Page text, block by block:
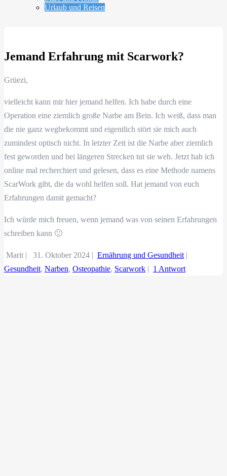
Urlaub und Reisen
Jemand Erfahrung mit Scarwork?
Grüezi,
vielleicht kann mir hier jemand helfen. Ich habe durch eine
Operation eine ziemlich große Narbe am Bein. Ich weiß, dass man
die nie ganz wegbekommt und eigentlich stört sie mich auch
zumindest optisch nicht. In letzter Zeit ist die Narbe aber ziemlich
fest geworden und bei längeren Strecken tut sie weh. Jetzt hab ich
online mal recherchiert und gelesen, dass es eine Methode namens
ScarWork gibt, die da wohl helfen soll. Hat jemand von euch
Erfahrungen damit gemacht?
Ich würde mich freuen, wenn jemand was von seinen Erfahrungen
schreiben kann 🙂
Marit | 31. Oktober 2024 | Ernährung und Gesundheit|
Gesundheit, Narben, Osteopathie, Scarwork | 1 Antwort